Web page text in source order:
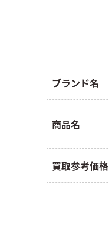
ブランド名
商品名
買取参考価格